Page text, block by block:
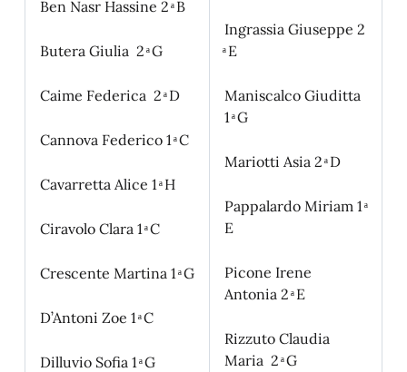
Ben Nasr Hassine 2 ͣ B
Butera Giulia 2 ͣ G
Caime Federica 2 ͣ D
Cannova Federico 1 ͣ C
Cavarretta Alice 1 ͣ H
Ciravolo Clara 1 ͣ C
Crescente Martina 1 ͣ G
D’Antoni Zoe 1 ͣ C
Dilluvio Sofia 1 ͣ G
Ingrassia Giuseppe 2
ͣ E
Maniscalco Giuditta
1 ͣ G
Mariotti Asia 2 ͣ D
Pappalardo Miriam 1 ͣ
E
Picone Irene
Antonia 2 ͣ E
Rizzuto Claudia
Maria 2 ͣ G